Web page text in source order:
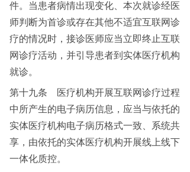
件。当患者病情出现变化、本次就诊经医
师判断为首诊或存在其他不适宜互联网诊
疗的情况时，接诊医师应当立即终止互联
网诊疗活动，并引导患者到实体医疗机构
就诊。
第十九条 医疗机构开展互联网诊疗过程
中所产生的电子病历信息，应当与依托的
实体医疗机构电子病历格式一致、系统共
享，由依托的实体医疗机构开展线上线下
一体化质控。